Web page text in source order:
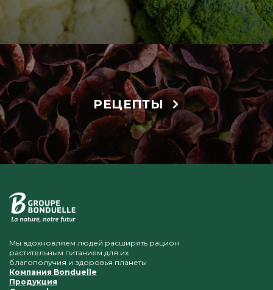
РЕЦЕПТЫ
Мы вдохновляем людей расширять рацион
растительным питанием для их
благополучия и здоровья планеты
Компания Bonduelle
Продукция